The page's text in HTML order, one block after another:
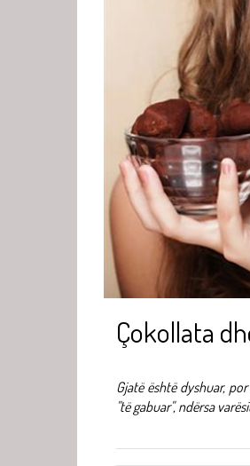
Çokollata
Gjatë është dyshuar,
"të gabuar", ndërsa